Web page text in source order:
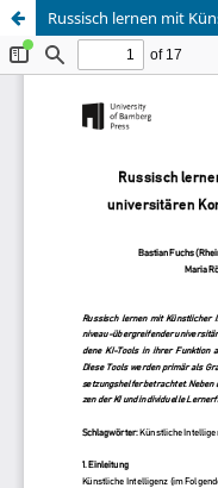
Russisch lernen mit